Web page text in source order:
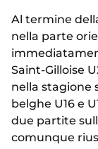
Al termine
nella parte
Saint-Gilloise
nella stagione
belghe U16 e
due partite
comunque